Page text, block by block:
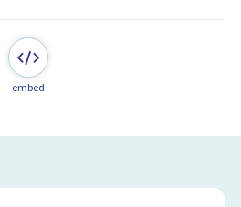
embed